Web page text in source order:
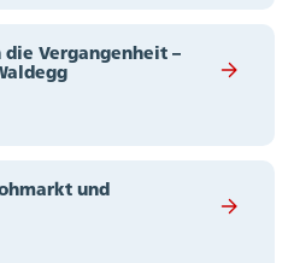
Vergangenheit –
und